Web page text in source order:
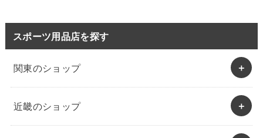
スポーツ用品店を探す
関東のショップ
近畿のショップ